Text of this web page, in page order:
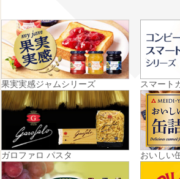
果実実感ジャムシリーズ スマート
ガロファロ パスタ おいしい